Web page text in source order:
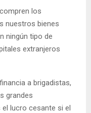
los
nuestros bienes
ningún tipo de
extranjeros
a brigadistas,
grandes
lucro cesante si el